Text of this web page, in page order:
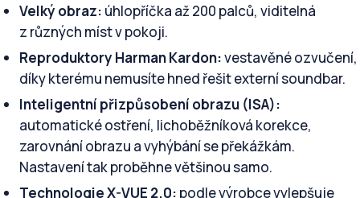
Velký obraz: úhlopříčka až 200 palců, viditelná
z různých míst v pokoji.
Reproduktory Harman Kardon:vestavěné ozvučení,
díky kterému nemusíte hned řešit externí soundbar.
Inteligentní přizpůsobení obrazu (ISA):
automatické ostření, lichoběžníková korekce,
zarovnání obrazu a vyhýbání se překážkám.
Nastavení tak proběhne většinou samo.
Technologie X-VUE 2.0: podle výrobce vylepšuje